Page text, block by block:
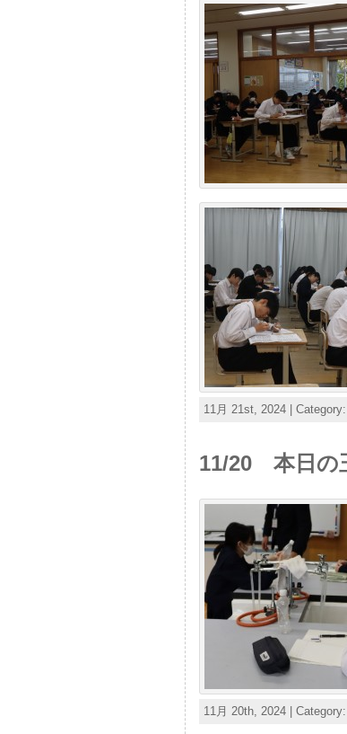
11月 21st, 2024 | Category:
11/20 本日の
11月 20th, 2024 | Category: